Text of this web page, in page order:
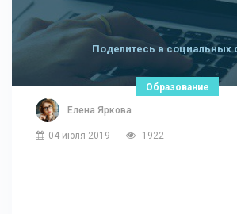
Поделитесь в социальных
Образование
Елена Яркова
04 июля 2019 1922